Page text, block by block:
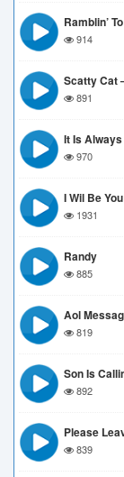
Ramblin’
914
Scatty Cat
891
It Is
970
I Wil Be
1931
Randy
885
Aol
819
Son Is
892
Please
839